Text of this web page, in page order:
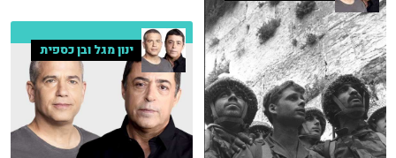
ינון מגל ובן כספית